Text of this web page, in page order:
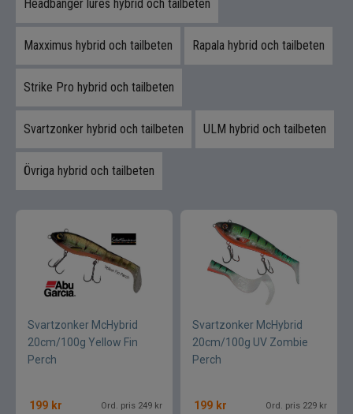
Headbanger lures hybrid och tailbeten
Maxximus hybrid och tailbeten Rapala hybrid och tailbeten
Strike Pro hybrid och tailbeten
Svartzonker hybrid och tailbeten ULM hybrid och tailbeten
Övriga hybrid och tailbeten
Svartzonker McHybrid
20cm/100g Yellow Fin
Perch
199 kr Ord. pris 249 kr
Svartzonker McHybrid
20cm/100g UV Zombie
Perch
199 kr Ord. pris 229 kr